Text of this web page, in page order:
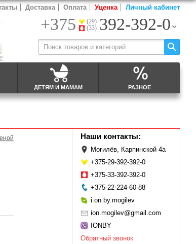
ДЕТЯМ И МАМАМ РАЗНОЕ
Доставка Оплата Уценка Личный кабинет
+375
(29)
(33) 392-392-0
Наши контакты:
Могилёв, Карпинской 4а
+375-29-392-392-0
+375-33-392-392-0
+375-22-224-60-88
i.on.by.mogilev
ion.mogilev@gmail.com
IONBY
Обратный звонок